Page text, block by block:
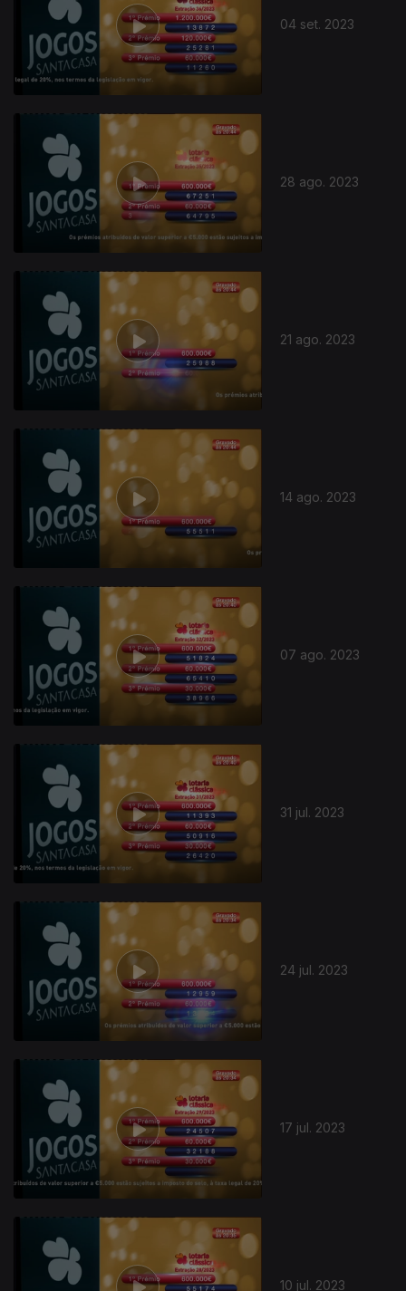
04 set. 2023
28 ago. 2023
21 ago. 2023
14 ago. 2023
07 ago. 2023
31 jul. 2023
24 jul. 2023
17 jul. 2023
10 jul. 2023